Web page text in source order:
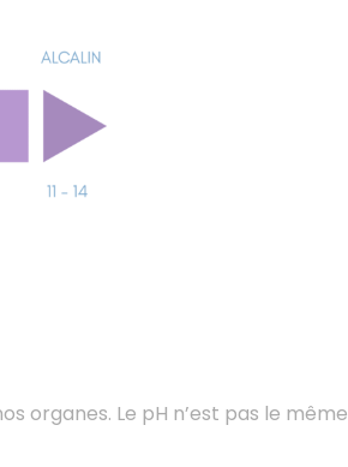
organes. Le pH n’est pas le même